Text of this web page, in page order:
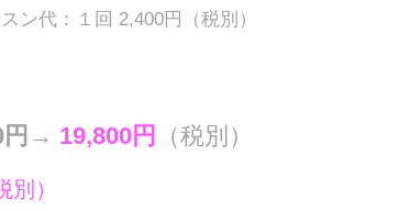
ン代：１回 2,400円（税別）
円→ 19,800円 （税別）
）